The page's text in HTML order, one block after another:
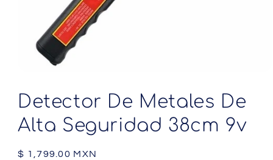
multimedia
una
ventana
Detector De Metales De
Alta Seguridad 38cm 9v
Precio
$ 1,799.00 MXN